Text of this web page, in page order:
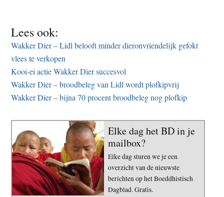
Lees ook:
Wakker Dier – Lidl belooft minder dieronvriendelijk gefokt
vlees te verkopen
Kooi-ei actie Wakker Dier succesvol
Wakker Dier – broodbeleg van Lidl wordt plofkipvrij
Wakker Dier – bijna 70 procent broodbeleg nog plofkip
Elke dag het BD in je
mailbox?
Elke dag sturen we je een
overzicht van de nieuwste
berichten op het Boeddhistisch
Dagblad. Gratis.